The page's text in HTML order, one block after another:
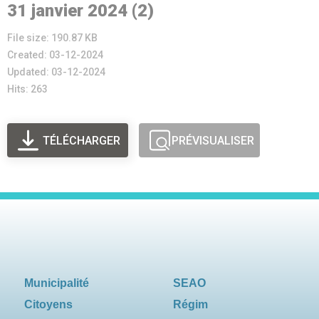
31 janvier 2024 (2)
File size: 190.87 KB
Created: 03-12-2024
Updated: 03-12-2024
Hits: 263
TÉLÉCHARGER PRÉVISUALISER
Municipalité
Citoyens
SEAO
Régim